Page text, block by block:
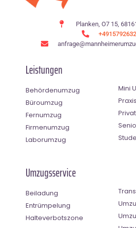
Planken, O7 15,
Leistungen
Behördenumzug
Büroumzug
Fernumzug
Firmenumzug
Laborumzug
Mini
Umzugsservice
Beiladung
Entrümpelung
Halteverbotszone